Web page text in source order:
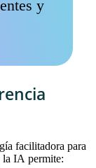
y
facilitadora para
la IA permite: